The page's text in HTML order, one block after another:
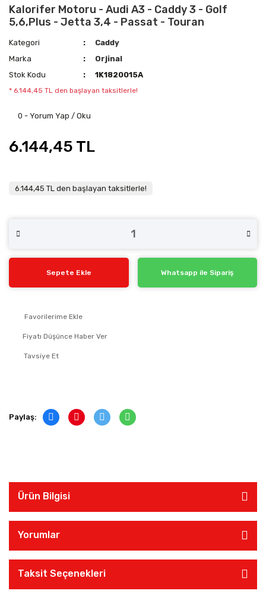
Kalorifer Motoru - Audi A3 - Caddy 3 - Golf
5,6,Plus - Jetta 3,4 - Passat - Touran
Kategori
Caddy
Marka
Orjinal
Stok Kodu
1K1820015A
* 6.144,45 TL den başlayan taksitlerle!
0 - Yorum Yap / Oku
6.144,45 TL
6.144,45 TL den başlayan taksitlerle!
Sepete Ekle Whatsapp ile Sipariş
Fiyatı Düşünce Haber Ver
Tavsiye Et
Paylaş:
Ürün Bilgisi
Yorumlar
Taksit Seçenekleri